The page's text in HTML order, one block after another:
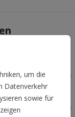
um die
Datenverkehr
sowie für